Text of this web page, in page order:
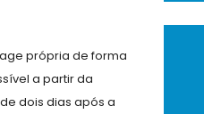
própria de forma
a partir da
dois dias após a